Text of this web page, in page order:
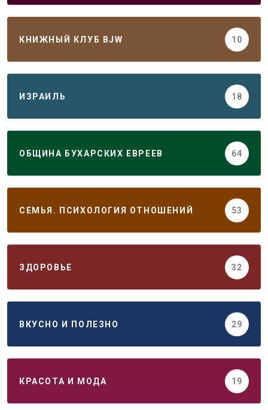
КНИЖНЫЙ КЛУБ BJW 10
ИЗРАИЛЬ 18
ОБЩИНА БУХАРСКИХ ЕВРЕЕВ 64
СЕМЬЯ. ПСИХОЛОГИЯ ОТНОШЕНИЙ 53
ЗДОРОВЬЕ 32
ВКУСНО И ПОЛЕЗНО 29
КРАСОТА И МОДА 19